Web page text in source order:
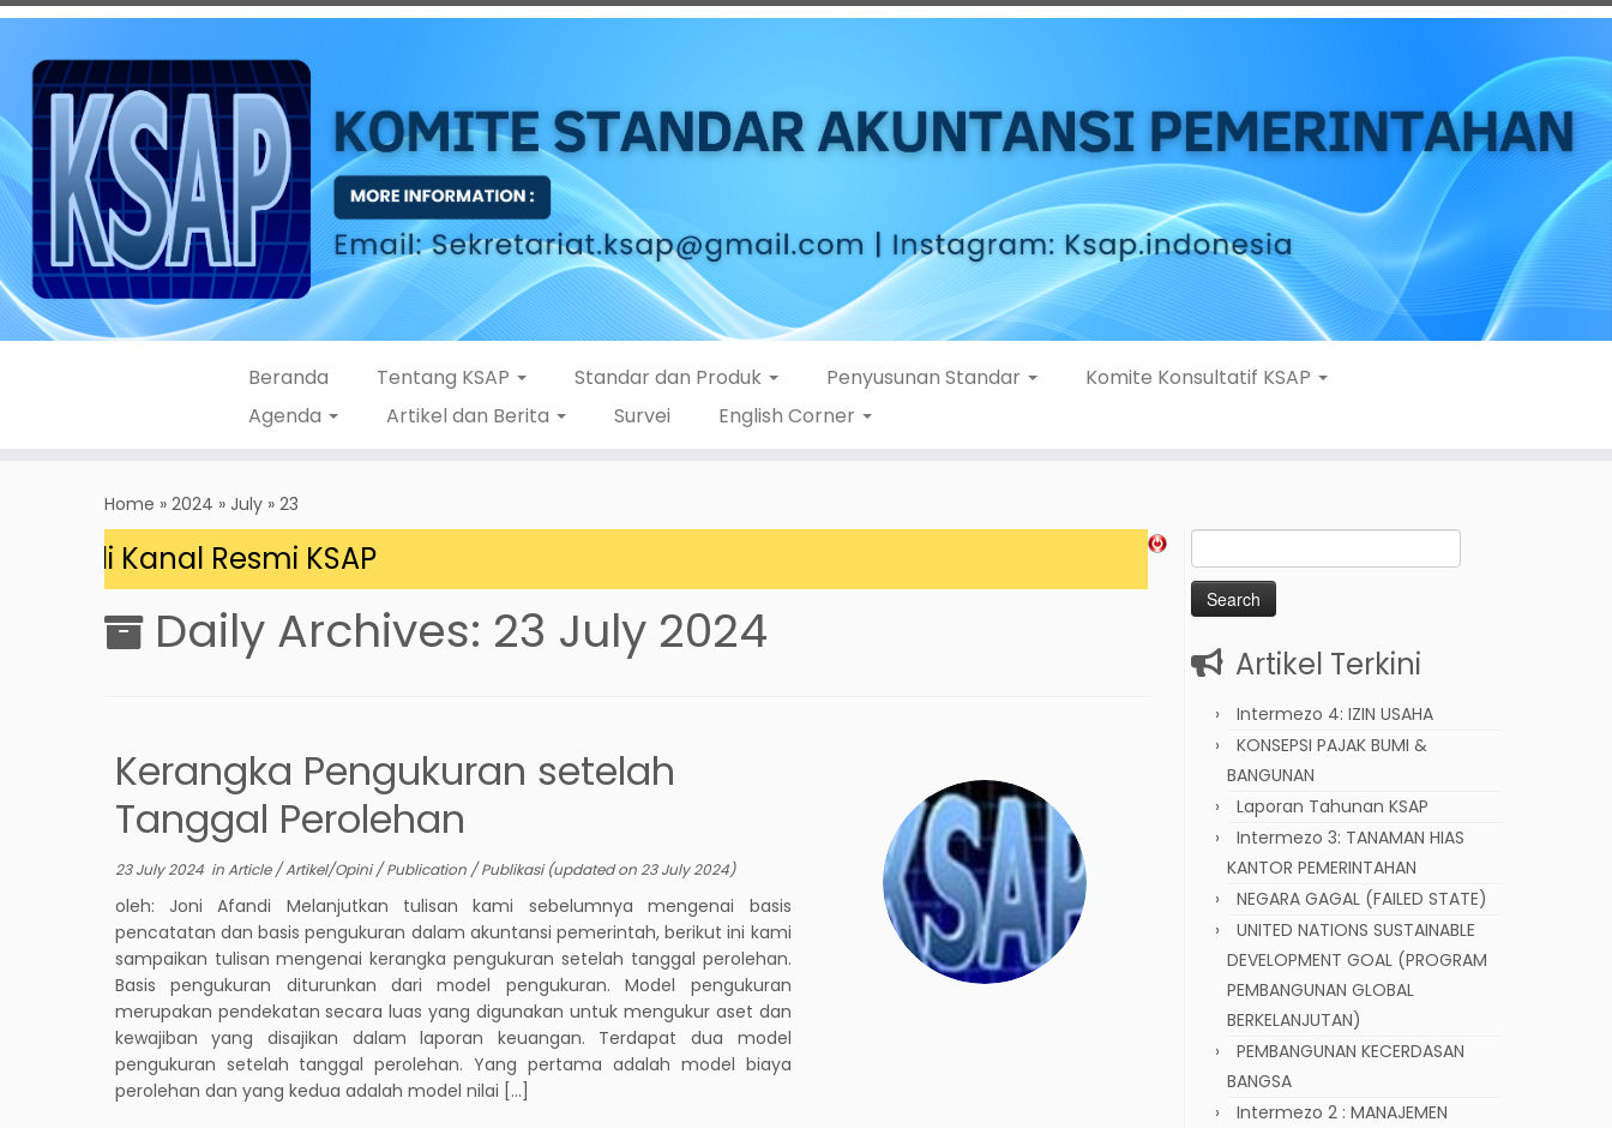
Beranda Tentang KSAP Standar dan Produk Penyusunan Standar
Komite Konsultatif KSAP
Agenda
Artikel dan Berita Survei English Corner
Home » 2024 » July » 23
di Kanal Resmi KSAP
Daily Archives: 23 July 2024
Kerangka Pengukuran setelah
Tanggal Perolehan
23 July 2024inArticle/Artikel/Opini/Publication /Publikasi(updated on23 July 2024)
oleh: Joni Afandi Melanjutkan tulisan kami sebelumnya mengenai basis
pencatatan dan basis pengukuran dalam akuntansi pemerintah, berikut ini kami
sampaikan tulisan mengenai kerangka pengukuran setelah tanggal perolehan.
Basis pengukuran diturunkan dari model pengukuran. Model pengukuran
merupakan pendekatan secara luas yang digunakan untuk mengukur aset dan
kewajiban yang disajikan dalam laporan keuangan. Terdapat dua model
pengukuran setelah tanggal perolehan. Yang pertama adalah model biaya
perolehan dan yang kedua adalah model nilai […]
Search
for:
Artikel Terkini
Intermezo 4: IZIN USAHA
KONSEPSI PAJAK BUMI &
BANGUNAN
Laporan Tahunan KSAP
Intermezo 3: TANAMAN HIAS
KANTOR PEMERINTAHAN
NEGARA GAGAL (FAILED STATE)
UNITED NATIONS SUSTAINABLE
DEVELOPMENT GOAL (PROGRAM
PEMBANGUNAN GLOBAL
BERKELANJUTAN)
PEMBANGUNAN KECERDASAN
BANGSA
Intermezo 2 : MANAJEMEN